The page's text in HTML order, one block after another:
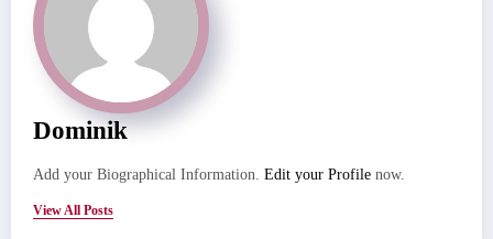
Dominik
Add your Biographical Information. Edit your Profile now.
View All Posts